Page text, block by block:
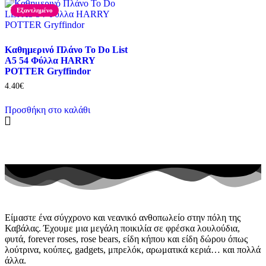
Εξαντλημένο
Καθημερινό Πλάνο To Do List
Α5 54 Φύλλα HARRY
POTTER Gryffindor
4.40€
Προσθήκη στο καλάθι
Είμαστε ένα σύγχρονο και νεανικό ανθοπωλείο στην πόλη της
Καβάλας. Έχουμε μια μεγάλη ποικιλία σε φρέσκα λουλούδια,
φυτά, forever roses, rose bears, είδη κήπου και είδη δώρου όπως
λούτρινα, κούπες, gadgets, μπρελόκ, αρωματικά κεριά… και πολλά
άλλα.